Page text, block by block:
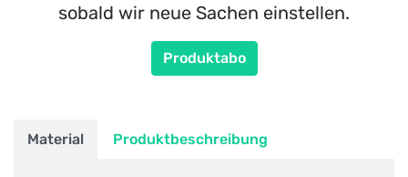
sobald wir neue Sachen einstellen.
Produktabo
Material Produktbeschreibung